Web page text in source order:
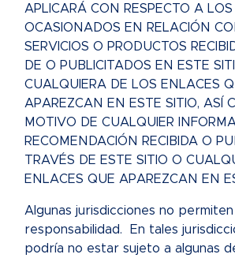
APLICARÁ CON RESPECTO A
OCASIONADOS EN RELACIÓN
SERVICIOS O PRODUCTOS
DE O PUBLICITADOS EN ESTE
CUALQUIERA DE LOS ENLACES
APAREZCAN EN ESTE SITIO, ASÍ
MOTIVO DE CUALQUIER
RECOMENDACIÓN RECIBIDA O
TRAVÉS DE ESTE SITIO O
ENLACES QUE APAREZCAN EN
Algunas jurisdicciones no
responsabilidad. En tales
podría no estar sujeto a algunas